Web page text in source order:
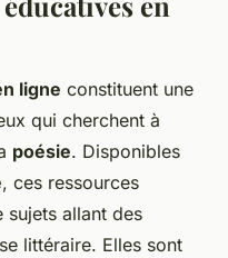
ligne constituent une
qui cherchent à
poésie. Disponibles
, ces ressources
sujets allant des
littéraire. Elles sont